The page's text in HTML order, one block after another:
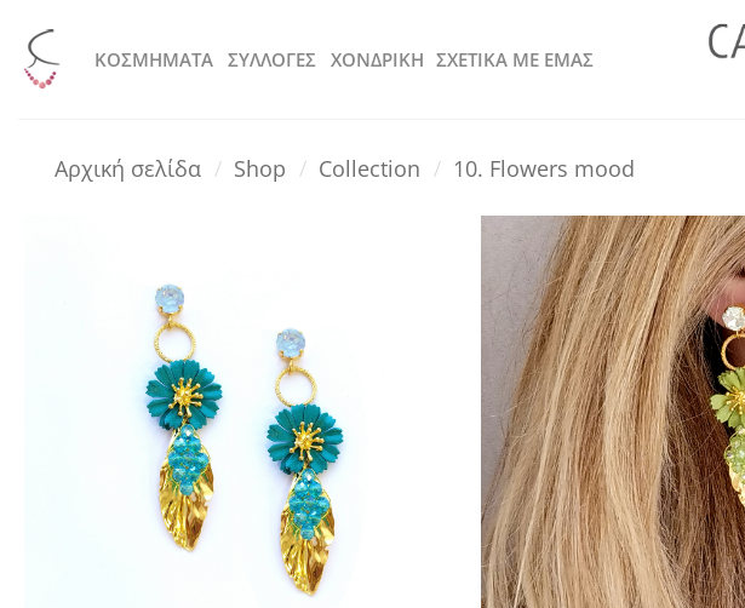
στο
περιεχόμενο
KOΣΜΗΜΑΤΑ ΣΥΛΛΟΓΕΣ ΧΟΝΔΡΙΚΗ ΣΧΕΤΙΚΑ ΜΕ ΕΜΑΣ
Αρχική σελίδα / Shop / Collection / 10. Flowers mood